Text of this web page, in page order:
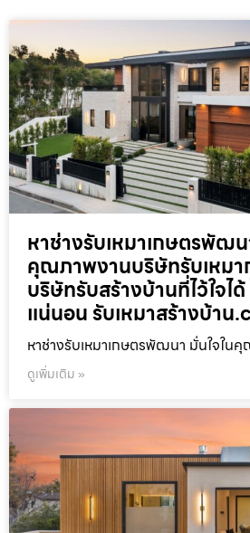
หาช่างรับเหมาเกษตรพัฒน
คุณภาพงานบริษัทรับเหมา
บริษัทรับสร้างบ้านที่ไว้ใจไ
แน่นอน รับเหมาสร้างบ้าน
หาช่างรับเหมาเกษตรพัฒนา มั่นใจใน
ดูเพิ่มเติม »